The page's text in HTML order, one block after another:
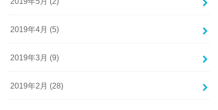
2019年4月 (5)
2019年3月 (9)
2019年2月 (28)